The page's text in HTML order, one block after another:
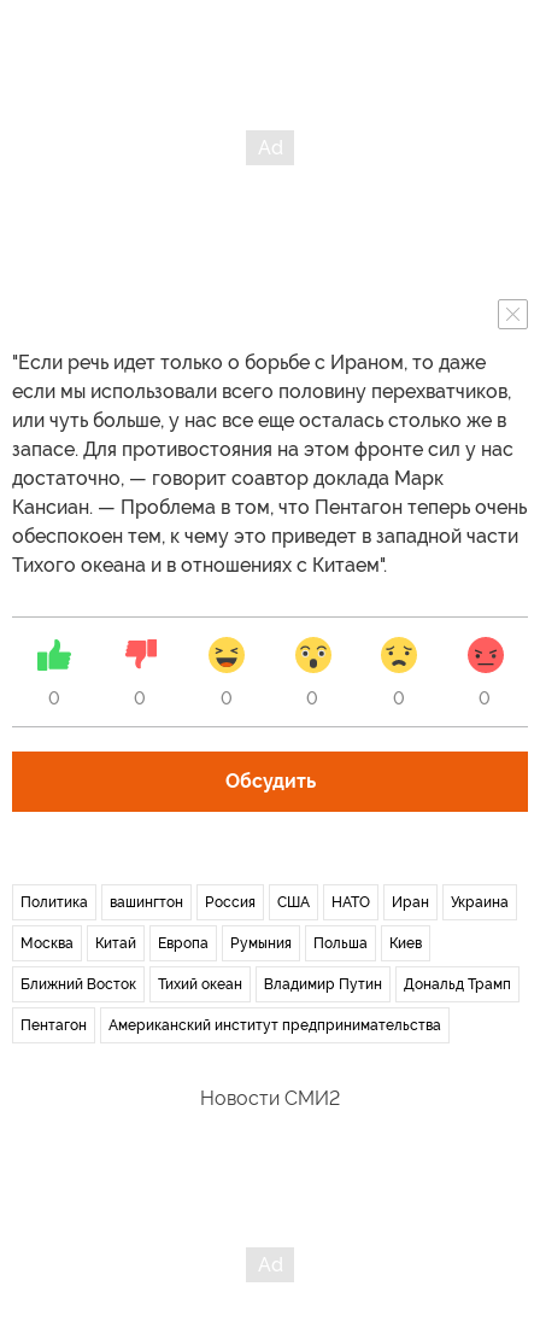
"Если речь идет только о борьбе с Ираном, то даже
если мы использовали всего половину перехватчиков,
или чуть больше, у нас все еще осталась столько же в
запасе. Для противостояния на этом фронте сил у нас
достаточно, — говорит соавтор доклада Марк
Кансиан. — Проблема в том, что Пентагон теперь очень
обеспокоен тем, к чему это приведет в западной части
Тихого океана и в отношениях с Китаем".
0 0 0 0 0 0
Обсудить
Политика вашингтон Россия США НАТО Иран Украина
Москва Китай Европа Румыния Польша Киев
Ближний Восток Тихий океан Владимир Путин Дональд Трамп
Пентагон Американский институт предпринимательства
Новости СМИ2